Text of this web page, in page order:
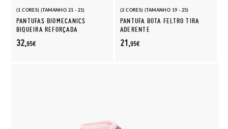
(1 CORES) (TAMANHO 21 - 21)
PANTUFAS BIOMECANICS
BIQUEIRA REFORÇADA
32,95€
(2 CORES) (TAMANHO 19 - 25)
PANTUFA BOTA FELTRO TIRA
ADERENTE
21,95€